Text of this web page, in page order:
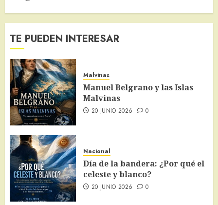
TE PUEDEN INTERESAR
Malvinas
Manuel Belgrano y las Islas
Malvinas
20 JUNIO 2026 0
Nacional
Día de la bandera: ¿Por qué el
celeste y blanco?
20 JUNIO 2026 0